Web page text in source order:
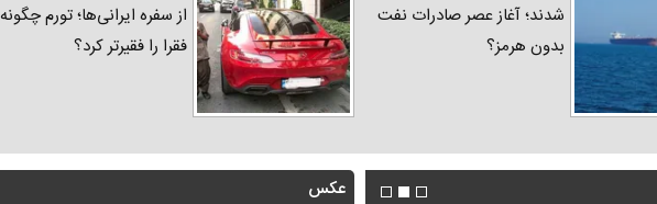
شدند؛ آغاز عصر صادرات نفت
بدون هرمز؟
از سفره ایرانی‌ها؛ تورم چگونه
فقرا را فقیرتر کرد؟
عکس